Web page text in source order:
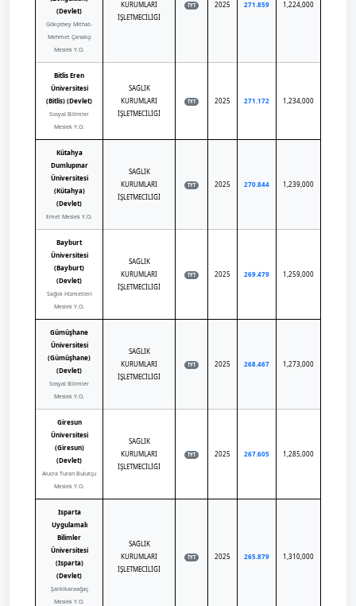
(Devlet)
Gökçebey Mithat-
Mehmet Çanakçı
Meslek Y.O.
KURUMLARI
İŞLETMECİLİĞİ
TYT 2025 271.859 1,224,000
Bitlis Eren
Üniversitesi
(Bitlis) (Devlet)
Sosyal Bilimler
Meslek Y.O.
SAĞLIK
KURUMLARI
İŞLETMECİLİĞİ
TYT 2025 271.172 1,234,000
Kütahya
Dumlupınar
Üniversitesi
(Kütahya)
(Devlet)
Emet Meslek Y.O.
SAĞLIK
KURUMLARI
İŞLETMECİLİĞİ
TYT 2025 270.844 1,239,000
Bayburt
Üniversitesi
(Bayburt)
(Devlet)
Sağlık Hizmetleri
Meslek Y.O.
SAĞLIK
KURUMLARI
İŞLETMECİLİĞİ
TYT 2025 269.479 1,259,000
Gümüşhane
Üniversitesi
(Gümüşhane)
(Devlet)
Sosyal Bilimler
Meslek Y.O.
SAĞLIK
KURUMLARI
İŞLETMECİLİĞİ
TYT 2025 268.467 1,273,000
Giresun
Üniversitesi
(Giresun)
(Devlet)
Alucra Turan Bulutçu
Meslek Y.O.
SAĞLIK
KURUMLARI
İŞLETMECİLİĞİ
TYT 2025 267.605 1,285,000
Isparta
Uygulamalı
Bilimler
Üniversitesi
(Isparta)
(Devlet)
Şarkikaraağaç
Meslek Y.O.
SAĞLIK
KURUMLARI
İŞLETMECİLİĞİ
TYT 2025 265.879 1,310,000